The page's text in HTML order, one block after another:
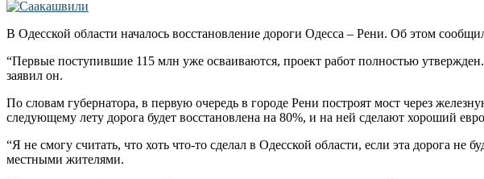
В Одесской области началось восстановление дороги Одесса – Рени. Об этом
“Первые поступившие 115 млн уже осваиваются, проект работ полностью
заявил он.
По словам губернатора, в первую очередь в городе Рени построят мост через
следующему лету дорога будет восстановлена на 80%, и на ней сделают хороший
“Я не смогу считать, что хоть что-то сделал в Одесской области, если эта дорога
местными жителями.